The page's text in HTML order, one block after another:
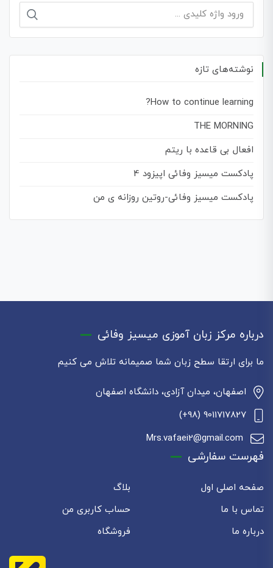
برای:
نوشته‌های تازه
How to continue learning?
THE MORNING
افعال بی قاعده با ریتم
پادکست میسیز وفائی اپیزود 4
پادکست میسیز وفائی-روتین روزانه ی من
درباره مرکز زبان آموزی میسیز وفائی
ما برای ارتقا سطح زبان شما صمیمانه تلاش می کنیم
اصفهان، میدان آزادی، دانشگاه اصفهان
9011717827 (98+)
Mrs.vafaei2@gmail.com
فهرست سفارشی
صفحه اصلی اول
بلاگ
تماس با ما
حساب کاربری من
درباره ما
فروشگاه